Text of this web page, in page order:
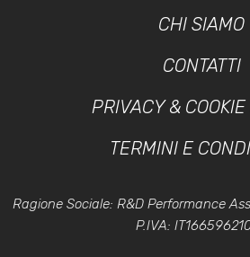
CHI SIAMO
CONTATTI
PRIVACY &
TERMINI E
Ragione Sociale: R&D Performance
P.IVA: